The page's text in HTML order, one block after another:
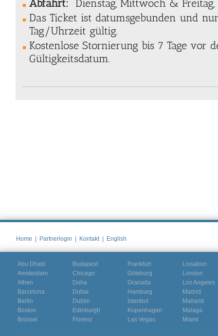
Abfahrt: Dienstag, Mittwoch &
Das Ticket ist datumsgebunden und
Tag/Uhrzeit gültig.
Kostenlose Stornierung bis 7 Tage vor
Gültigkeitsdatum.
Home Partnerlogin Kontakt English
Abu Dhabi
Amsterdam
Athen
Barcelona
Berlin
Boston
Brüssel
Budapest
Chicago
Doha
Dubai
Dublin
Edinburgh
Florenz
Frankfurt
Göteborg
Granada
Hamburg
Istanbul
Kopenhagen
Las Vegas
Lissabon
London
Los Angeles
Madrid
Mailand
Malaga
Miami